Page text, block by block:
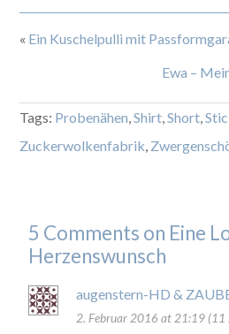
« Ein Kuschelpulli mit
Ewa –
Tags: Probenähen,Shirt,Short,
Zuckerwolkenfabrik,
5 Comments on Eine
Herzenswunsch
augenstern-HD &
2. Februar 2016 at 21:19 (11